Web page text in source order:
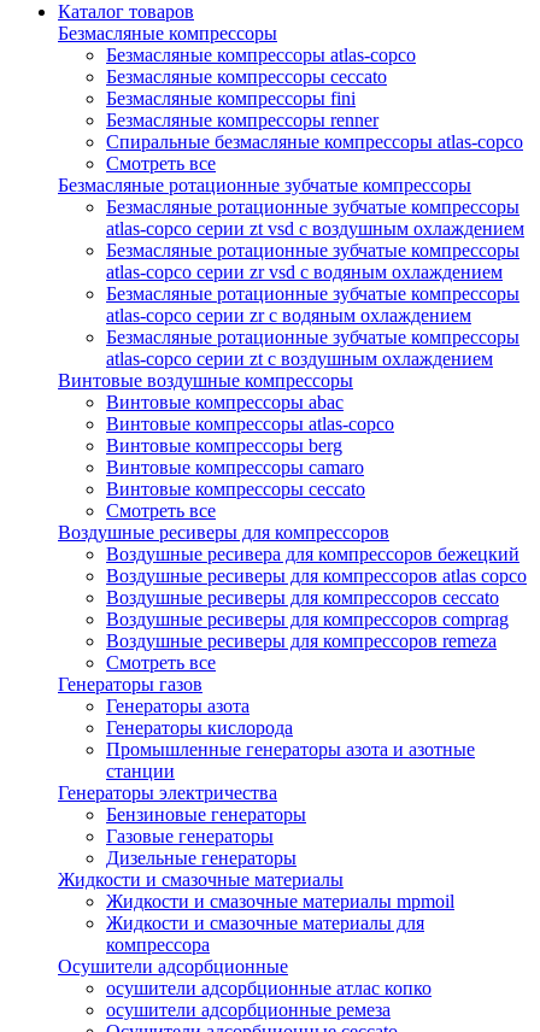
Каталог товаров
Безмасляные компрессоры
Безмасляные компрессоры atlas-copco
Безмасляные компрессоры ceccato
Безмасляные компрессоры fini
Безмасляные компрессоры renner
Спиральные безмасляные компрессоры atlas-copco
Смотреть все
Безмасляные ротационные зубчатые компрессоры
Безмасляные ротационные зубчатые компрессоры
atlas-copco серии zt vsd с воздушным охлаждением
Безмасляные ротационные зубчатые компрессоры
atlas-copco серии zr vsd с водяным охлаждением
Безмасляные ротационные зубчатые компрессоры
atlas-copco серии zr с водяным охлаждением
Безмасляные ротационные зубчатые компрессоры
atlas-copco серии zt с воздушным охлаждением
Винтовые воздушные компрессоры
Винтовые компрессоры abac
Винтовые компрессоры atlas-copco
Винтовые компрессоры berg
Винтовые компрессоры camaro
Винтовые компрессоры ceccato
Смотреть все
Воздушные ресиверы для компрессоров
Воздушные ресивера для компрессоров бежецкий
Воздушные ресиверы для компрессоров atlas copco
Воздушные ресиверы для компрессоров ceccato
Воздушные ресиверы для компрессоров comprag
Воздушные ресиверы для компрессоров remeza
Смотреть все
Генераторы газов
Генераторы азота
Генераторы кислорода
Промышленные генераторы азота и азотные
станции
Генераторы электричества
Бензиновые генераторы
Газовые генераторы
Дизельные генераторы
Жидкости и смазочные материалы
Жидкости и смазочные материалы mpmoil
Жидкости и смазочные материалы для
компрессора
Осушители адсорбционные
осушители адсорбционные атлас копко
осушители адсорбционные ремеза